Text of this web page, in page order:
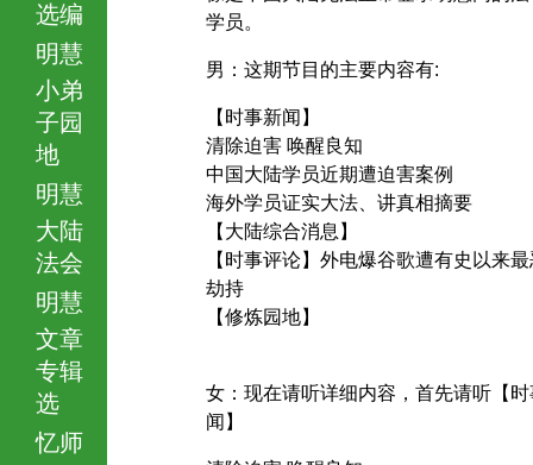
选编
明慧
小弟
子园
地
明慧
大陆
法会
明慧
文章
专辑
选
忆师
学员。
男：这期节目的主要内容有:
【时事新闻】
清除迫害 唤醒良知
中国大陆学员近期遭迫害案例
海外学员证实大法、讲真相摘要
【大陆综合消息】
【时事评论】外电爆谷歌遭有史以来
劫持
【修炼园地】
女：现在请听详细内容，首先请听【时
闻】